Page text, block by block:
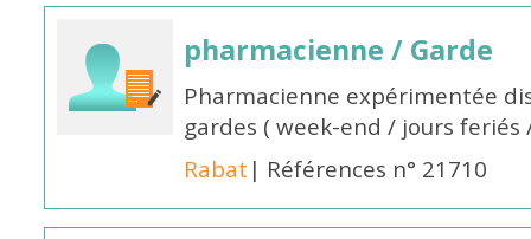
pharmacienne / Garde
Pharmacienne expérimentée
gardes ( week-end / jours
Rabat | Références n° 21710